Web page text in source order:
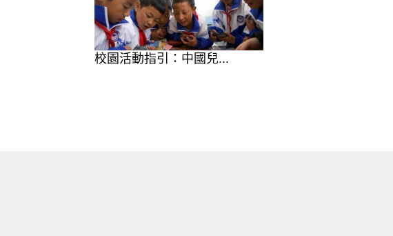
校園活動指引：中國兒...